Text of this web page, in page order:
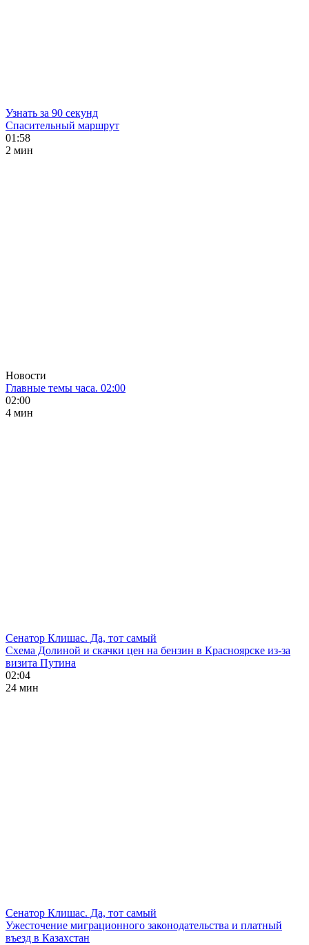
Узнать за 90 секунд
Спасительный маршрут
01:58
2 мин
Новости
Главные темы часа. 02:00
02:00
4 мин
Сенатор Клишас. Да, тот самый
Схема Долиной и скачки цен на бензин в Красноярске из-за
визита Путина
02:04
24 мин
Сенатор Клишас. Да, тот самый
Ужесточение миграционного законодательства и платный
въезд в Казахстан